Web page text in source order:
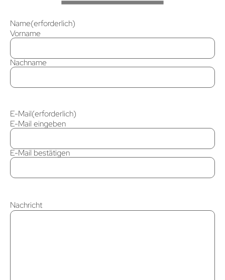
Name(erforderlich)
Vorname
Nachname
E-Mail(erforderlich)
E-Mail eingeben
E-Mail bestätigen
Nachricht